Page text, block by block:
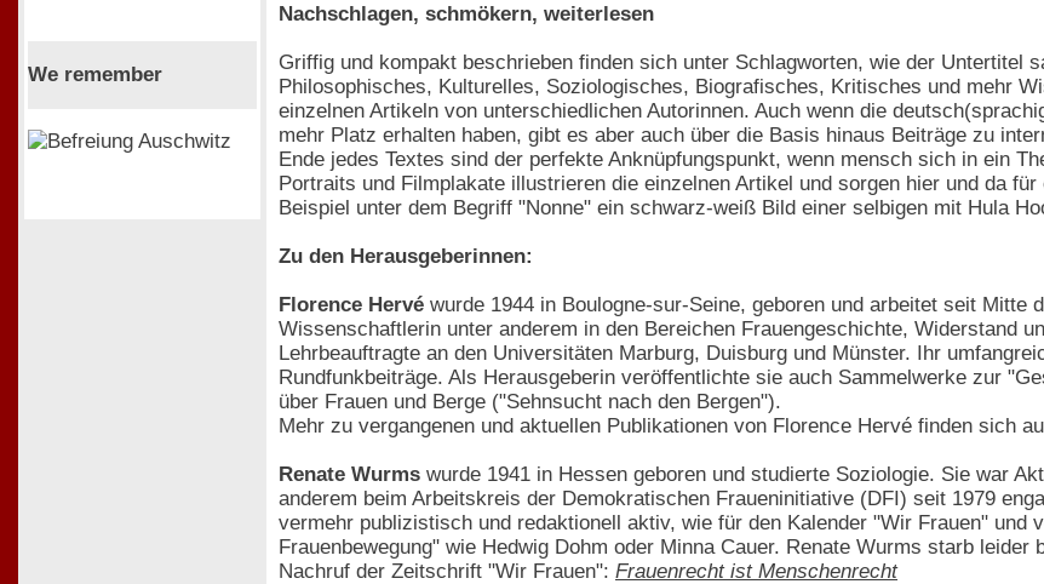
We remember
Nachschlagen, schmökern, weiterlesen
Griffig und kompakt beschrieben finden sich unter Schlagworten, wie der Untertitel
Philosophisches, Kulturelles, Soziologisches, Biografisches, Kritisches und mehr
einzelnen Artikeln von unterschiedlichen Autorinnen. Auch wenn die
mehr Platz erhalten haben, gibt es aber auch über die Basis hinaus Beiträge zu
Ende jedes Textes sind der perfekte Anknüpfungspunkt, wenn mensch sich in ein
Portraits und Filmplakate illustrieren die einzelnen Artikel und sorgen hier und da
Beispiel unter dem Begriff "Nonne" ein schwarz-weiß Bild einer selbigen mit Hula
Zu den Herausgeberinnen:
Florence Hervé wurde 1944 in Boulogne-sur-Seine, geboren und arbeitet seit
Wissenschaftlerin unter anderem in den Bereichen Frauengeschichte, Widerstand
Lehrbeauftragte an den Universitäten Marburg, Duisburg und Münster. Ihr
Rundfunkbeiträge. Als Herausgeberin veröffentlichte sie auch Sammelwerke zur
über Frauen und Berge ("Sehnsucht nach den Bergen").
Mehr zu vergangenen und aktuellen Publikationen von Florence Hervé finden sich
Renate Wurms wurde 1941 in Hessen geboren und studierte Soziologie. Sie war
anderem beim Arbeitskreis der Demokratischen Fraueninitiative (DFI) seit 1979
vermehr publizistisch und redaktionell aktiv, wie für den Kalender "Wir Frauen" und
Frauenbewegung" wie Hedwig Dohm oder Minna Cauer. Renate Wurms starb leider
Nachruf der Zeitschrift "Wir Frauen": Frauenrecht ist Menschenrecht